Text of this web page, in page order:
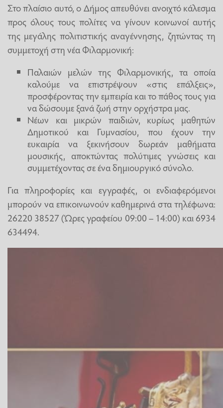
Στο πλαίσιο αυτό, ο Δήμος απευθύνει ανοιχτό κάλεσμα
προς όλους τους πολίτες να γίνουν κοινωνοί αυτής
της μεγάλης πολιτιστικής αναγέννησης, ζητώντας τη
συμμετοχή στη νέα Φιλαρμονική:
Παλαιών μελών της Φιλαρμονικής, τα οποία
καλούμε να επιστρέψουν «στις επάλξεις»,
προσφέροντας την εμπειρία και το πάθος τους για
να δώσουμε ξανά ζωή στην ορχήστρα μας.
Νέων και μικρών παιδιών, κυρίως μαθητών
Δημοτικού και Γυμνασίου, που έχουν την
ευκαιρία να ξεκινήσουν δωρεάν μαθήματα
μουσικής, αποκτώντας πολύτιμες γνώσεις και
συμμετέχοντας σε ένα δημιουργικό σύνολο.
Για πληροφορίες και εγγραφές, οι ενδιαφερόμενοι
μπορούν να επικοινωνούν καθημερινά στα τηλέφωνα:
26220 38527 (Ώρες γραφείου 09:00 – 14:00) και 6934
634494.